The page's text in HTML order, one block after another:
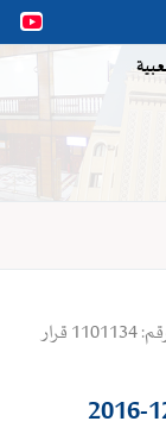
> الغرف الجزائية > الغرفة الجنائية > ملف رقم: 1101134 قرار